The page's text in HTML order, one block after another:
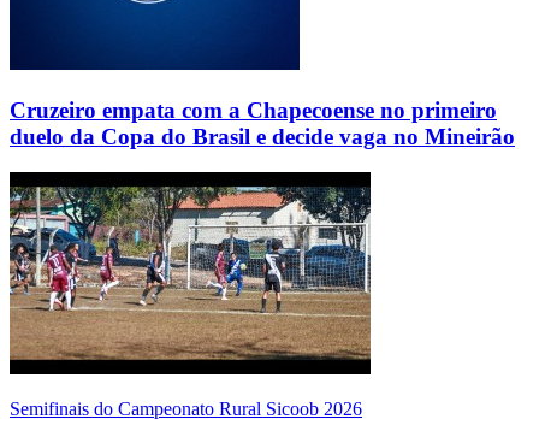
Cruzeiro empata com a Chapecoense no primeiro
duelo da Copa do Brasil e decide vaga no Mineirão
Semifinais do Campeonato Rural Sicoob 2026